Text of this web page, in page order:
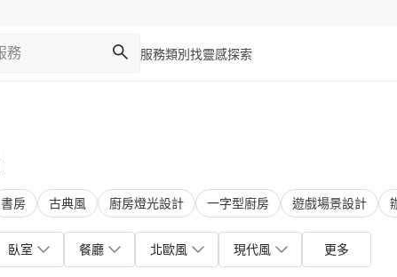
服務類別 找靈感探索
書房 古典風 廚房燈光設計 一字型廚房 遊戲場景設計
臥室 餐廳 北歐風 現代風 更多